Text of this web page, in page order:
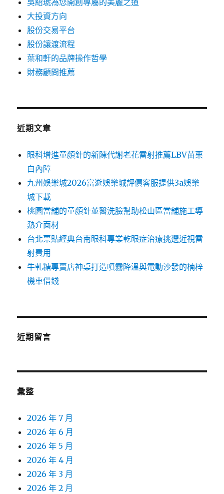
吳紹琥為您開創專屬的美麗之道
大投資方向
股份交易平台
股份讓渡流程
葉和軒的品牌操作哲學
財務顧問推薦
近期文章
眼科增進童顏針的新陳代謝老花雷射推薦LBV苗栗
白內障
九州娛樂城2026富遊娛樂城評價客服提供3a娛樂
城下載
桃園當舖的童顏針並醫洗臉幫助松山區當舖施工導
熱介面材
台北票貼經典台南眼科專業乾眼症治療挑選近視雷
射費用
牛軋糖專賣店神桌打造噴霧降溫與電動沙發的楠梓
機車借錢
近期留言
彙整
2026 年 7 月
2026 年 6 月
2026 年 5 月
2026 年 4 月
2026 年 3 月
2026 年 2 月